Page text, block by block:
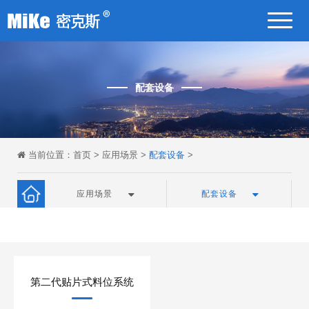
配套设备
当前位置： 首页 > 应用场景 > 配套设备 >
应用场景 配套设备
第二代贴片式料位系统